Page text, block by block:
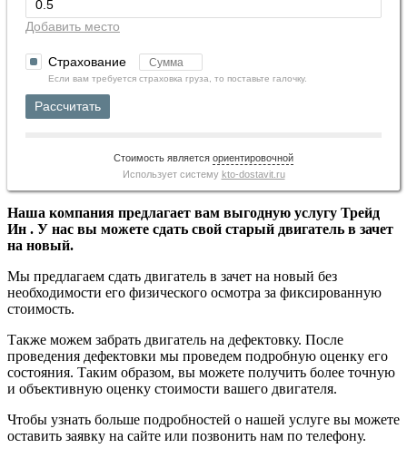
Добавить место
Страхование
Если вам требуется страховка груза, то поставьте галочку.
Рассчитать
Стоимость является ориентировочной
Использует систему kto-dostavit.ru
Наша компания предлагает вам выгодную услугу Трейд
Ин . У нас вы можете сдать свой старый двигатель в зачет
на новый.
Мы предлагаем сдать двигатель в зачет на новый без
необходимости его физического осмотра за фиксированную
стоимость.
Также можем забрать двигатель на дефектовку. После
проведения дефектовки мы проведем подробную оценку его
состояния. Таким образом, вы можете получить более точную
и объективную оценку стоимости вашего двигателя.
Чтобы узнать больше подробностей о нашей услуге вы можете
оставить заявку на сайте или позвонить нам по телефону.